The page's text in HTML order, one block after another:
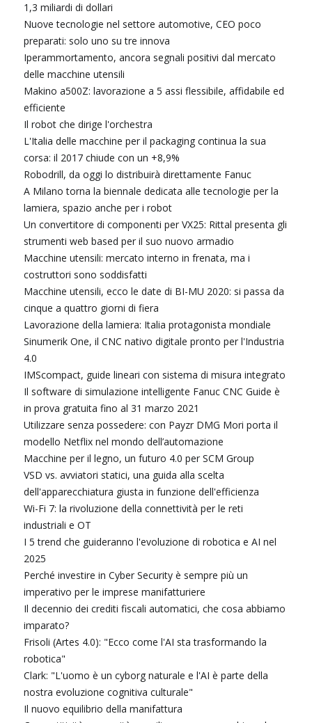
1,3 miliardi di dollari
Nuove tecnologie nel settore automotive, CEO poco
preparati: solo uno su tre innova
Iperammortamento, ancora segnali positivi dal mercato
delle macchine utensili
Makino a500Z: lavorazione a 5 assi flessibile, affidabile ed
efficiente
Il robot che dirige l'orchestra
L'Italia delle macchine per il packaging continua la sua
corsa: il 2017 chiude con un +8,9%
Robodrill, da oggi lo distribuirà direttamente Fanuc
A Milano torna la biennale dedicata alle tecnologie per la
lamiera, spazio anche per i robot
Un convertitore di componenti per VX25: Rittal presenta gli
strumenti web based per il suo nuovo armadio
Macchine utensili: mercato interno in frenata, ma i
costruttori sono soddisfatti
Macchine utensili, ecco le date di BI-MU 2020: si passa da
cinque a quattro giorni di fiera
Lavorazione della lamiera: Italia protagonista mondiale
Sinumerik One, il CNC nativo digitale pronto per l'Industria
4.0
IMScompact, guide lineari con sistema di misura integrato
Il software di simulazione intelligente Fanuc CNC Guide è
in prova gratuita fino al 31 marzo 2021
Utilizzare senza possedere: con Payzr DMG Mori porta il
modello Netflix nel mondo dell’automazione
Macchine per il legno, un futuro 4.0 per SCM Group
VSD vs. avviatori statici, una guida alla scelta
dell'apparecchiatura giusta in funzione dell'efficienza
Wi-Fi 7: la rivoluzione della connettività per le reti
industriali e OT
I 5 trend che guideranno l'evoluzione di robotica e AI nel
2025
Perché investire in Cyber Security è sempre più un
imperativo per le imprese manifatturiere
Il decennio dei crediti fiscali automatici, che cosa abbiamo
imparato?
Frisoli (Artes 4.0): "Ecco come l'AI sta trasformando la
robotica"
Clark: "L'uomo è un cyborg naturale e l'AI è parte della
nostra evoluzione cognitiva culturale"
Il nuovo equilibrio della manifattura